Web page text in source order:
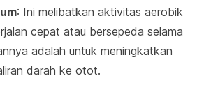
: Ini melibatkan aktivitas aerobik
cepat atau bersepeda selama
adalah untuk meningkatkan
darah ke otot.